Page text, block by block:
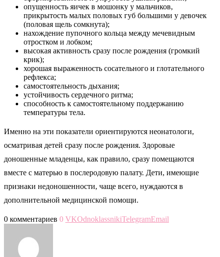
масса тела: 2500-5000 грамм;
рост: 47-56 см;
массо-ростовый коэффициент (отношение массы тела к
росту): 60 и более;
окружность головы: 32-34 см;
размер головы: не более 1/4 от длины тела;
окружность грудной клетки: 28-29 см;
пропорциональность конечностей;
плотность костей черепа (большой родничок имеет
размеры: 2х3 см, малый родничок – 0,5х1 см, боковые
роднички закрыты);
эластичность кожи (бледно-розовый цвет);
хорошее развитие подкожно-жирового слоя;
плотность ногтей (доходят до кончиков пальцев);
опущенность яичек в мошонку у мальчиков,
прикрытость малых половых губ большими у девочек
нахождение пупочного кольца между мечевидным
отростком и лобком;
крик);
хорошая выраженность сосательного и глотательного
самостоятельность дыхания;
устойчивость сердечного ритма;
температуры тела.